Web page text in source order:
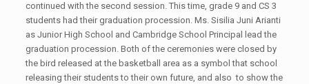
continued with the second session. This time, grade 9 and CS 3
students had their graduation procession. Ms. Sisilia Juni Arianti
as Junior High School and Cambridge School Principal lead the
graduation procession. Both of the ceremonies were closed by
the bird released at the basketball area as a symbol that school
releasing their students to their own future, and also to show the